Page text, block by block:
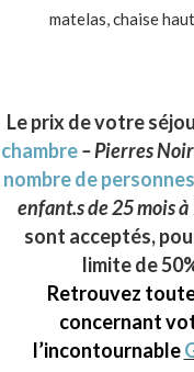
matelas, chaise
Le prix de votre
chambre –Pierres
nombre de personnes
enfant.s de 25 mois à
sont acceptés,
limite de
Retrouvez
concernant
l’incontournable